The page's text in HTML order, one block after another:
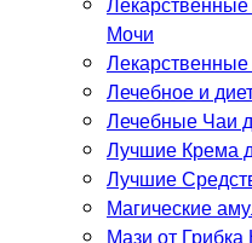
Мочи
Лекарственные
Лечебное и
Лечебные Чаи
Лучшие Крема
Лучшие
Магические
Мази от Грибка